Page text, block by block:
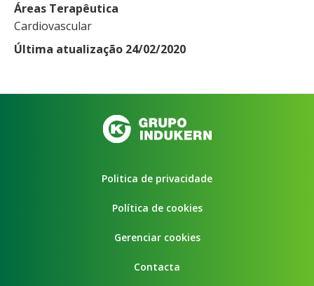
Áreas Terapêutica
Cardiovascular
Última atualização 24/02/2020
Politica de privacidade
Política de cookies
Gerenciar cookies
Contacta